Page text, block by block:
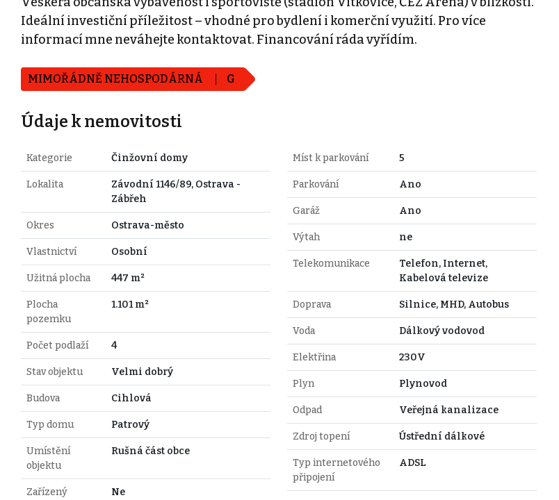
Ideální investiční příležitost – vhodné pro bydlení i komerční využití. Pro více
informací mne neváhejte kontaktovat. Financování ráda vyřídím.
MIMOŘÁDNĚ NEHOSPODÁRNÁ G
Údaje k nemovitosti
Kategorie Činžovní domy
Lokalita
Závodní 1146/89, Ostrava -
Zábřeh
Okres Ostrava-město
Vlastnictví Osobní
Užitná plocha 447 m²
Plocha
pozemku
1.101 m²
Počet podlaží 4
Stav objektu Velmi dobrý
Budova Cihlová
Typ domu Patrový
Umístění
objektu
Rušná část obce
Zařízený Ne
Míst k parkování 5
Parkování Ano
Garáž Ano
Výtah ne
Telekomunikace
Telefon, Internet,
Kabelová televize
Doprava Silnice, MHD, Autobus
Voda Dálkový vodovod
Elektřina 230V
Plyn Plynovod
Odpad Veřejná kanalizace
Zdroj topení Ústřední dálkové
Typ internetového
připojení
ADSL